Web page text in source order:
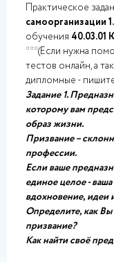
Практическое
самоорганизации
обучения 40.03.01
***(Если нужна
тестов онлайн, а
дипломные -
Задание 1.
которому вам
образ жизни.
Призвание –
профессии.
Если ваше
единое целое -
вдохновение, идеи
Определите, как
призвание?
Как найти своё